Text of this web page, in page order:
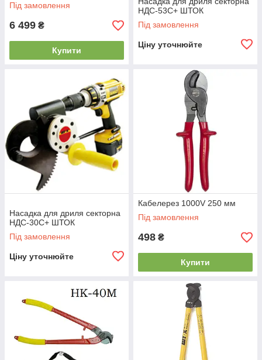
Під замовлення
6 499 ₴
Купити
НДС-53С+ ШТОК
Під замовлення
Ціну уточнюйте
Насадка для дриля секторна
НДС-30С+ ШТОК
Під замовлення
Ціну уточнюйте
Кабелерез 1000V 250 мм
Під замовлення
498 ₴
Купити